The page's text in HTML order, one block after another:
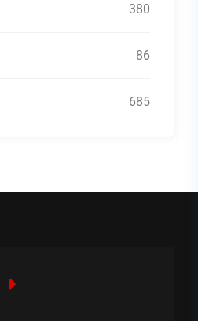
380
86
685